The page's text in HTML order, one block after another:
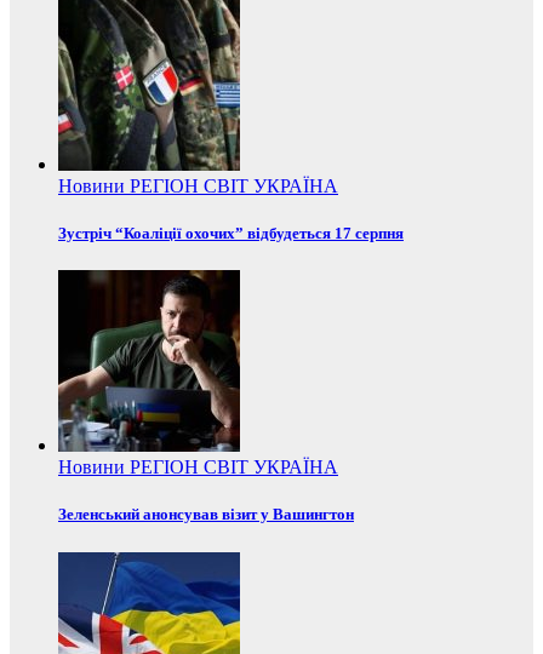
Новини РЕГІОН СВІТ УКРАЇНА
Зустріч “Коаліції охочих” відбудеться 17 серпня
Новини РЕГІОН СВІТ УКРАЇНА
Зеленський анонсував візит у Вашингтон